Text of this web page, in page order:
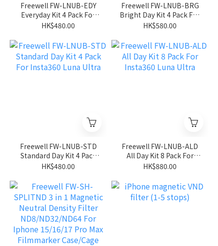
Freewell FW-LNUB-EDY
Everyday Kit 4 Pack For
Insta360 Luna Ultra
HK$480.00
Freewell FW-LNUB-BRG
Bright Day Kit 4 Pack For
Insta360 Luna Ultra
HK$580.00
Freewell FW-LNUB-STD
Standard Day Kit 4 Pack
For Insta360 Luna Ultra
HK$480.00
Freewell FW-LNUB-ALD
All Day Kit 8 Pack For
Insta360 Luna Ultra
HK$880.00